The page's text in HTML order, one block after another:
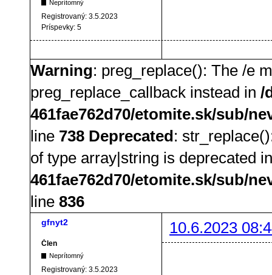
Neprítomný
Registrovaný: 3.5.2023
Príspevky: 5
Warning: preg_replace(): The /e
preg_replace_callback instead in /
461fae762d70/etomite.sk/sub/
line 738 Deprecated:
of type array|string is deprecated
461fae762d70/etomite.sk/sub/
line 836
gfnyt2 10.6.2023
Člen
Neprítomný
Registrovaný: 3.5.2023